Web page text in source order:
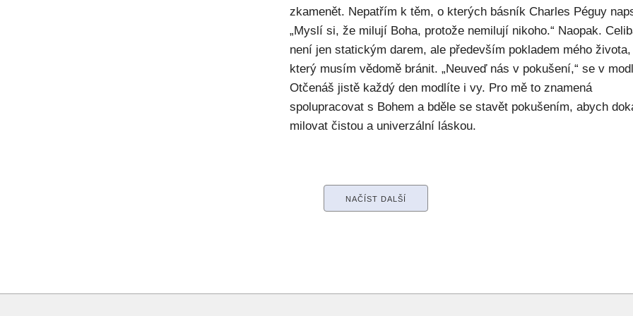
zkamenět. Nepatřím k těm, o kterých básník Charles Péguy
„Myslí si, že milují Boha, protože nemilují nikoho.“ Naopak.
není jen statickým darem, ale především pokladem mého života,
který musím vědomě bránit. „Neuveď nás v pokušení,“ se v
Otčenáš jistě každý den modlíte i vy. Pro mě to znamená
spolupracovat s Bohem a bděle se stavět pokušením, abych
milovat čistou a univerzální láskou.
NAČÍST DALŠÍ